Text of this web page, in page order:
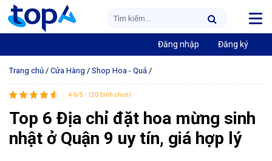
Đăng nhập Đăng ký
Trang chủ / Cửa Hàng / Shop Hoa - Quả /
4.6/5 - (20 bình chọn)
Top 6 Địa chỉ đặt hoa mừng sinh
nhật ở Quận 9 uy tín, giá hợp lý